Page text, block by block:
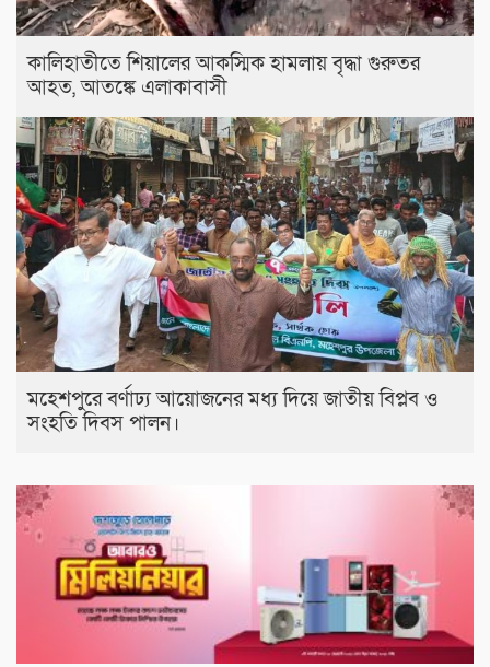
কালিহাতীতে শিয়ালের আকস্মিক হামলায় বৃদ্ধা গুরুতর
আহত, আতঙ্কে এলাকাবাসী
মহেশপুরে বর্ণাঢ্য আয়োজনের মধ্য দিয়ে জাতীয় বিপ্লব ও
সংহতি দিবস পালন।